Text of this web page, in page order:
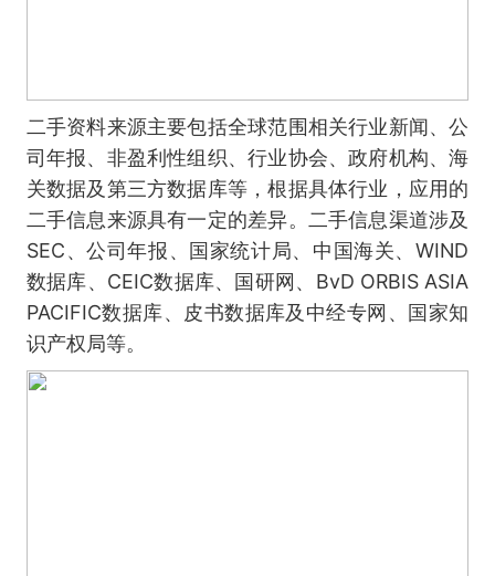
二手资料来源主要包括全球范围相关行业新闻、公
司年报、非盈利性组织、行业协会、政府机构、海
关数据及第三方数据库等，根据具体行业，应用的
二手信息来源具有一定的差异。二手信息渠道涉及
SEC、公司年报、国家统计局、中国海关、WIND
数据库、CEIC数据库、国研网、BvD ORBIS ASIA
PACIFIC数据库、皮书数据库及中经专网、国家知
识产权局等。